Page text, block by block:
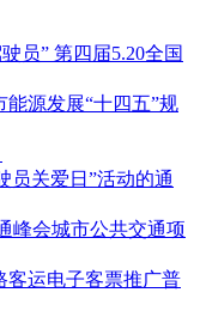
员” 第四届5.20全国
能源发展“十四五”规
员关爱日”活动的通
峰会城市公共交通项
客运电子客票推广普